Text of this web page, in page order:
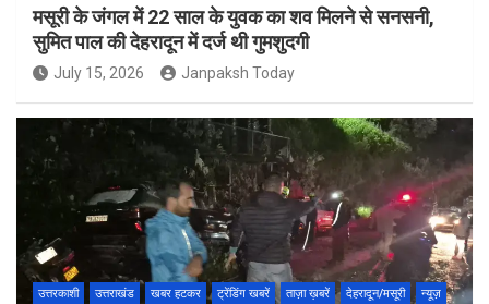
मसूरी के जंगल में 22 साल के युवक का शव मिलने से सनसनी,
सुमित पाल की देहरादून में दर्ज थी गुमशुदगी
July 15, 2026 Janpaksh Today
उत्तरकाशी उत्तराखंड खबर हटकर ट्रेंडिंग खबरें ताज़ा ख़बरें देहरादून/मसूरी
न्यूज़